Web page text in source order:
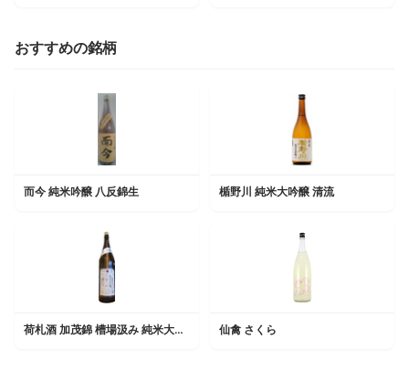
おすすめの銘柄
而今 純米吟醸 八反錦生 楯野川 純米大吟醸 清流
荷札酒 加茂錦 槽場汲み 純米大吟醸 淡麗フレッシュ 仙禽 さくら